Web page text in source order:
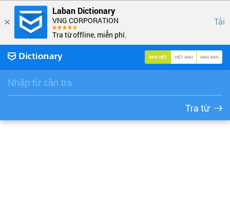
Laban Dictionary
VNG CORPORATION
Tra từ offline, miễn phí.
Tải
ANH VIỆT VIỆT ANH ANH ANH
Tra từ